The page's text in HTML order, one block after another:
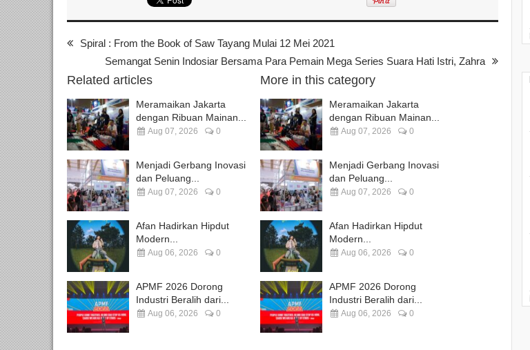
Spiral : From the Book of Saw Tayang Mulai 12 Mei 2021
Semangat Senin Indosiar Bersama Para Pemain Mega Series Suara Hati Istri, Zahra
Related articles
Meramaikan Jakarta
dengan Ribuan Mainan...
Aug 07, 2026 0
Menjadi Gerbang Inovasi
dan Peluang...
Aug 07, 2026 0
Afan Hadirkan Hipdut
Modern...
Aug 06, 2026 0
APMF 2026 Dorong
Industri Beralih dari...
Aug 06, 2026 0
More in this category
Meramaikan Jakarta
dengan Ribuan Mainan...
Aug 07, 2026 0
Menjadi Gerbang Inovasi
dan Peluang...
Aug 07, 2026 0
Afan Hadirkan Hipdut
Modern...
Aug 06, 2026 0
APMF 2026 Dorong
Industri Beralih dari...
Aug 06, 2026 0